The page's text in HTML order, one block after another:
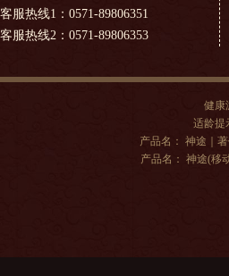
客服热线1：0571-89806351
客服热线2：0571-89806353
健康
适龄提
产品名： 神途｜
产品名： 神途(移